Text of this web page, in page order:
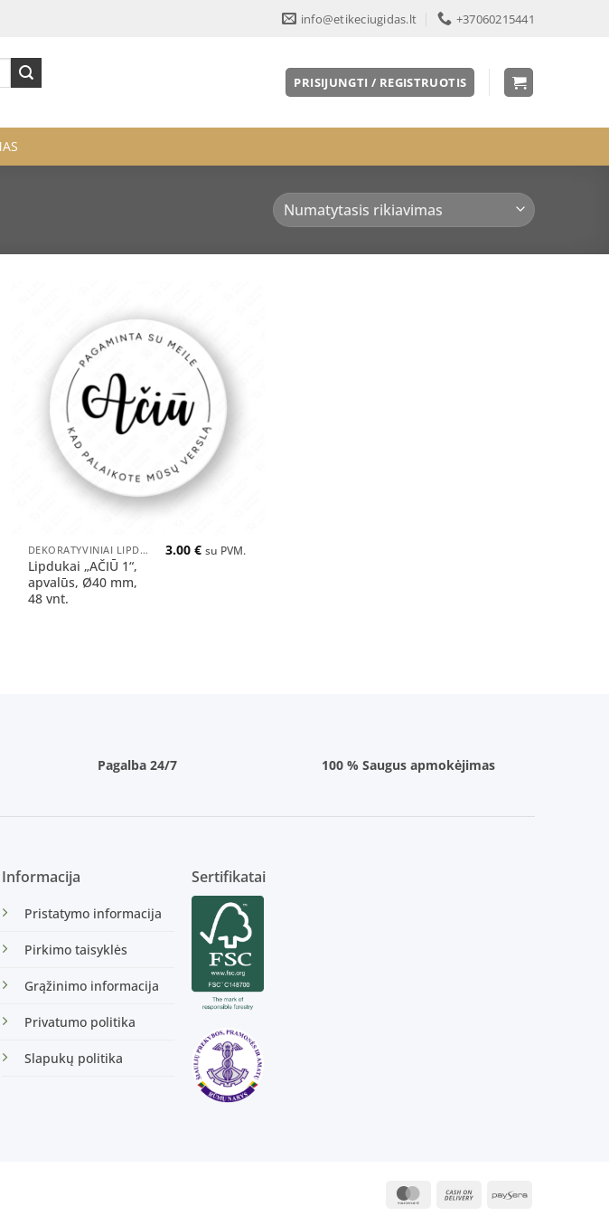
info@etikeciugidas.lt +37060215441
PRISIJUNGTI / REGISTRUOTIS
DEKORATYVINIAI LIPDUKAI PAKUOTĖMS
Lipdukai „AČIŪ 1“,
apvalūs, Ø40 mm,
48 vnt.
3.00 € su PVM.
Pagalba 24/7 100 % Saugus apmokėjimas
Informacija
Pristatymo informacija
Pirkimo taisyklės
Grąžinimo informacija
Privatumo politika
Slapukų politika
Sertifikatai
MasterCardCash
Paysera